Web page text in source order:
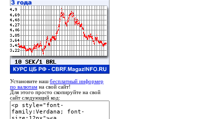
Установите наш бесплатный информер
по валютам на свой сайт!
Для этого просто скопируйте на свой
сайт следующий код: